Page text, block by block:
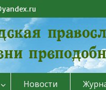
Новости